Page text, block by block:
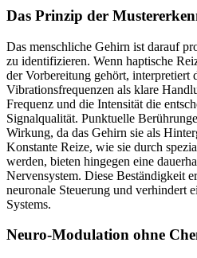
Das Prinzip der
Das menschliche Gehirn ist darauf
zu identifizieren. Wenn haptische
der Vorbereitung gehört, interpretiert
Vibrationsfrequenzen als klare
Frequenz und die Intensität die
Signalqualität. Punktuelle
Wirkung, da das Gehirn sie als
Konstante Reize, wie sie durch
werden, bieten hingegen eine
Nervensystem. Diese Beständigkeit
neuronale Steuerung und verhindert
Systems.
Neuro-Modulation ohne